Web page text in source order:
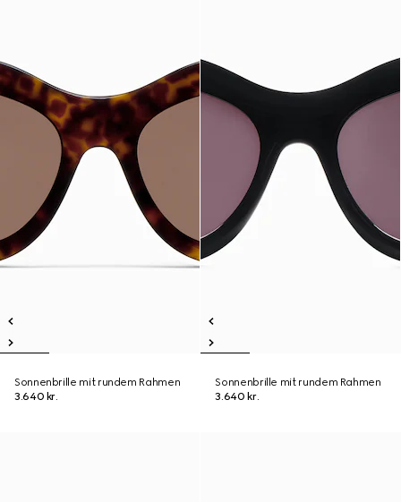
Sonnenbrille mit rundem Rahmen
3.640 kr.
Sonnenbrille mit rundem Rahmen
3.640 kr.